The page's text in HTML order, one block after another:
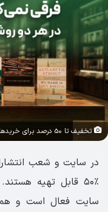
تخفیف تا 50 درصد برای خریدهای حضوری و آنلاین
در سایت و شعب
٪۵۰ قابل تهیه
سایت فعال است و